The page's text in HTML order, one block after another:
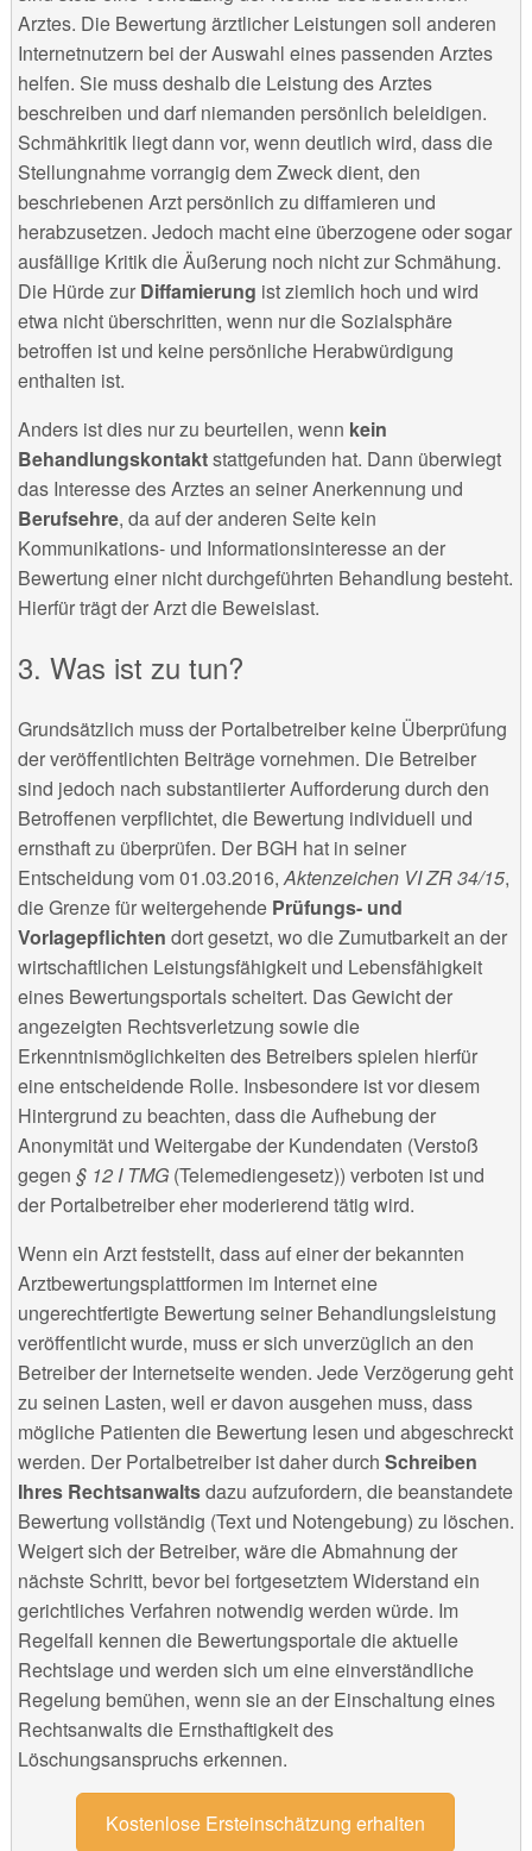
Arztes. Die Bewertung ärztlicher Leistungen soll anderen
Internetnutzern bei der Auswahl eines passenden Arztes
helfen. Sie muss deshalb die Leistung des Arztes
beschreiben und darf niemanden persönlich beleidigen.
Schmähkritik liegt dann vor, wenn deutlich wird, dass die
Stellungnahme vorrangig dem Zweck dient, den
beschriebenen Arzt persönlich zu diffamieren und
herabzusetzen. Jedoch macht eine überzogene oder sogar
ausfällige Kritik die Äußerung noch nicht zur Schmähung.
Die Hürde zur Diffamierung ist ziemlich hoch und wird
etwa nicht überschritten, wenn nur die Sozialsphäre
betroffen ist und keine persönliche Herabwürdigung
enthalten ist.
Anders ist dies nur zu beurteilen, wenn kein
Behandlungskontaktstattgefunden hat. Dann überwiegt
das Interesse des Arztes an seiner Anerkennung und
Berufsehre, da auf der anderen Seite kein
Kommunikations- und Informationsinteresse an der
Bewertung einer nicht durchgeführten Behandlung besteht.
Hierfür trägt der Arzt die Beweislast.
Was ist zu tun?
Grundsätzlich muss der Portalbetreiber keine Überprüfung
der veröffentlichten Beiträge vornehmen. Die Betreiber
sind jedoch nach substantiierter Aufforderung durch den
Betroffenen verpflichtet, die Bewertung individuell und
ernsthaft zu überprüfen. Der BGH hat in seiner
Entscheidung vom 01.03.2016,Aktenzeichen VI ZR 34/15,
die Grenze für weitergehende Prüfungs- und
Vorlagepflichten dort gesetzt, wo die Zumutbarkeit an der
wirtschaftlichen Leistungsfähigkeit und Lebensfähigkeit
eines Bewertungsportals scheitert. Das Gewicht der
angezeigten Rechtsverletzung sowie die
Erkenntnismöglichkeiten des Betreibers spielen hierfür
eine entscheidende Rolle. Insbesondere ist vor diesem
Hintergrund zu beachten, dass die Aufhebung der
Anonymität und Weitergabe der Kundendaten (Verstoß
gegen § 12 I TMG(Telemediengesetz)) verboten ist und
der Portalbetreiber eher moderierend tätig wird.
Wenn ein Arzt feststellt, dass auf einer der bekannten
Arztbewertungsplattformen im Internet eine
ungerechtfertigte Bewertung seiner Behandlungsleistung
veröffentlicht wurde, muss er sich unverzüglich an den
Betreiber der Internetseite wenden. Jede Verzögerung geht
zu seinen Lasten, weil er davon ausgehen muss, dass
mögliche Patienten die Bewertung lesen und abgeschreckt
werden. Der Portalbetreiber ist daher durch Schreiben
Ihres Rechtsanwaltsdazu aufzufordern, die beanstandete
Bewertung vollständig (Text und Notengebung) zu löschen.
Weigert sich der Betreiber, wäre die Abmahnung der
nächste Schritt, bevor bei fortgesetztem Widerstand ein
gerichtliches Verfahren notwendig werden würde. Im
Regelfall kennen die Bewertungsportale die aktuelle
Rechtslage und werden sich um eine einverständliche
Regelung bemühen, wenn sie an der Einschaltung eines
Rechtsanwalts die Ernsthaftigkeit des
Löschungsanspruchs erkennen.
Kostenlose Ersteinschätzung erhalten